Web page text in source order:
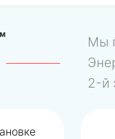
Мы
2-й